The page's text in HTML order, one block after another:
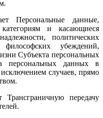
Персональные данные,
и касающиеся
политических
убеждений,
Субъекта персональных
персональных данных в
случаев, прямо
Трансграничную передачу